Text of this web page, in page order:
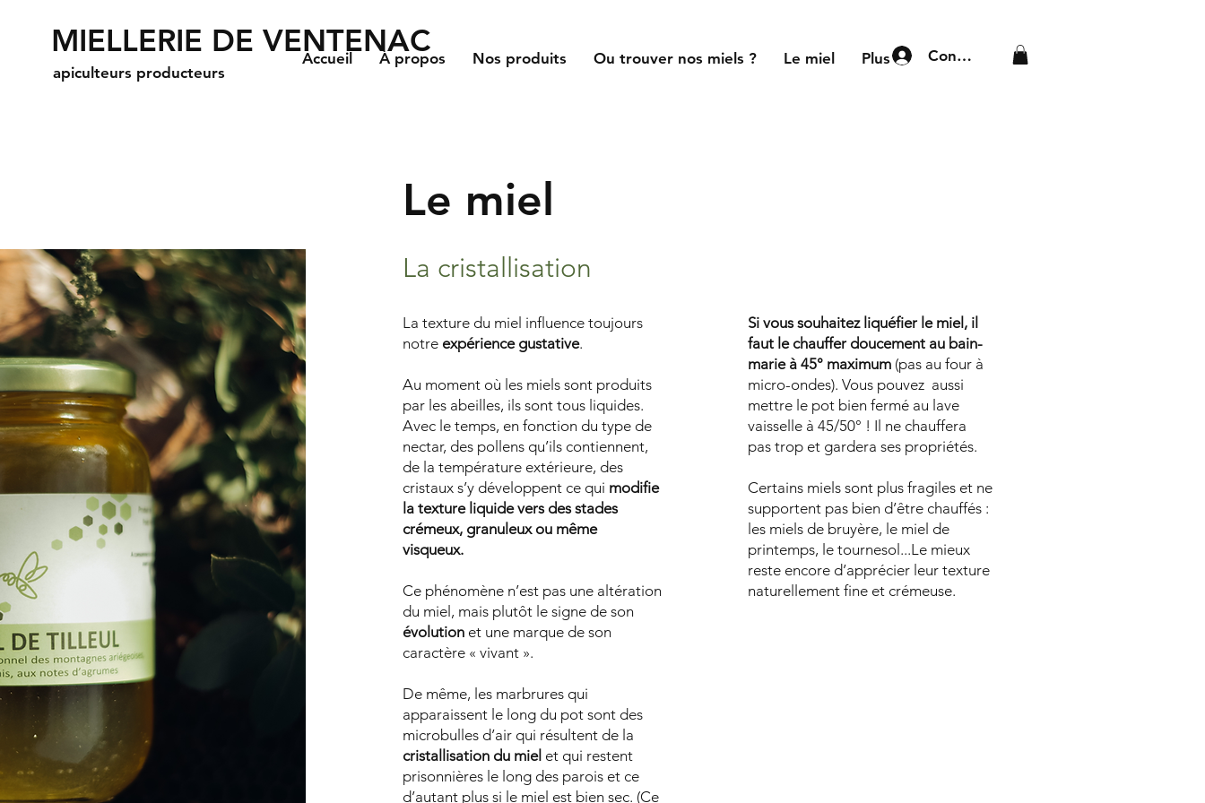
MIELLERIE DE VENTENAC
apiculteurs producteurs
Connexion
Accueil À propos Nos produits Ou trouver nos miels ? Le miel Plus
Le miel
La cristallisation
La texture du miel influence toujours
notre expérience gustative.
Au moment où les miels sont produits
par les abeilles, ils sont tous liquides.
Avec le temps, en fonction du type de
nectar, des pollens qu’ils contiennent,
de la température extérieure, des
cristaux s’y développent ce qui modifie
la texture liquide vers des stades
crémeux, granuleux ou même
visqueux.
Ce phénomène n’est pas une altération
du miel, mais plutôt le signe de son
évolution et une marque de son
caractère « vivant ».
De même, les marbrures qui
apparaissent le long du pot sont des
microbulles d’air qui résultent de la
cristallisation du miel et qui restent
prisonnières le long des parois et ce
d’autant plus si le miel est bien sec. (Ce
Si vous souhaitez liquéfier le miel, il
faut le chauffer doucement au bain-
marie à 45° maximum (pas au four à
micro-ondes). Vous pouvez aussi
mettre le pot bien fermé au lave
vaisselle à 45/50° ! Il ne chauffera
pas trop et gardera ses propriétés.
Certains miels sont plus fragiles et ne
supportent pas bien d’être chauffés :
les miels de bruyère, le miel de
printemps, le tournesol...Le mieux
reste encore d’apprécier leur texture
naturellement fine et crémeuse.